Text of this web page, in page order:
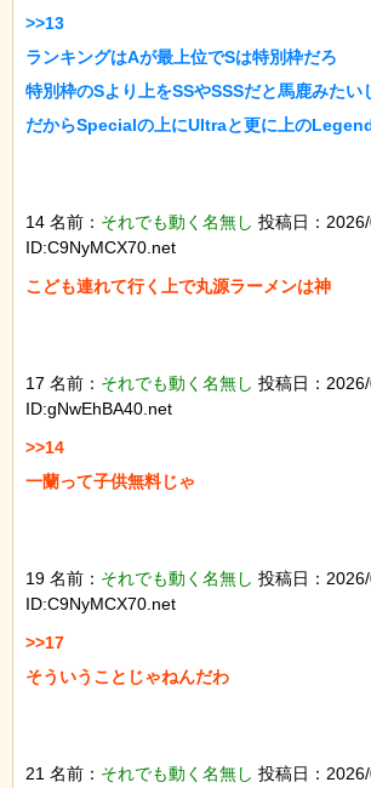
>>13
ランキングはAが最上位でSは特別枠だろ
特別枠のSより上をSSやSSSだと馬鹿みたい
だからSpecialの上にUltraと更に上の
14 名前： それでも動く名無し 投稿日：
ID:C9NyMCX70.net
こども連れて行く上で丸源ラーメンは神
17 名前： それでも動く名無し 投稿日：
ID:gNwEhBA40.net
>>14
一蘭って子供無料じゃ
19 名前： それでも動く名無し 投稿日：
ID:C9NyMCX70.net
>>17
そういうことじゃねんだわ
21 名前： それでも動く名無し 投稿日：